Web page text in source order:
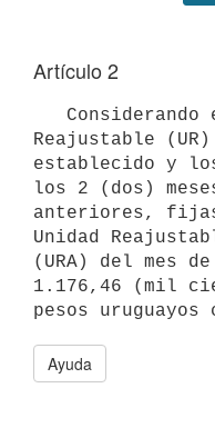
Artículo 2
Reajustable (UR)
establecido y
los 2 (dos)
anteriores,
Unidad
(URA) del mes
1.176,46 (mil
Ayuda